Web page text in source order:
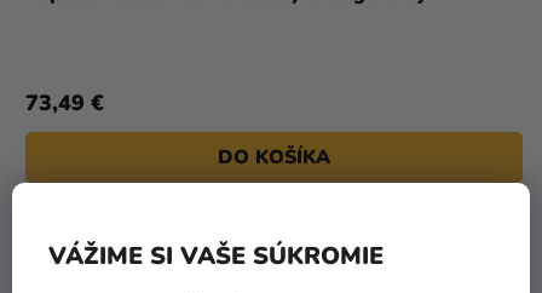
VÁŽIME SI VAŠE SÚKROMIE
73,49 €
DO KOŠÍKA
VÝPREDAJ